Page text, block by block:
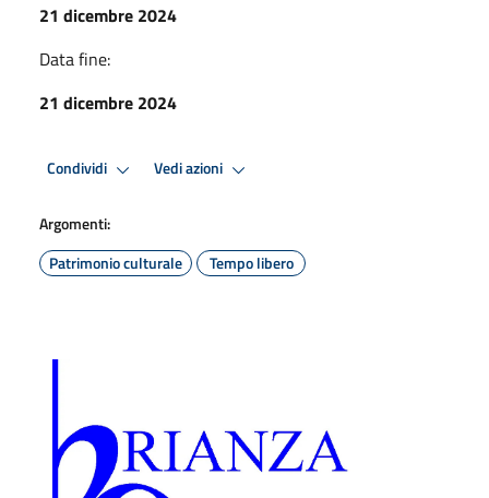
21 dicembre 2024
Data fine:
21 dicembre 2024
Condividi Vedi azioni
Argomenti:
Patrimonio culturale
Tempo libero